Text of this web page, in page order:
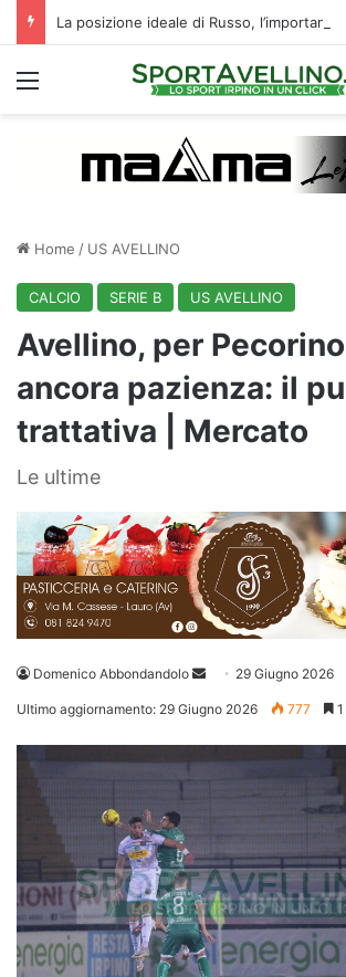
Menu
Home / US AVELLINO
CALCIO SERIE B US AVELLINO
Avellino, per
ancora pazienza: il
trattativa | Mercato
Le ultime
Domenico Abbondandolo
Invia 29 Giugno 2026
Ultimo aggiornamento: 29 Giugno 2026 777